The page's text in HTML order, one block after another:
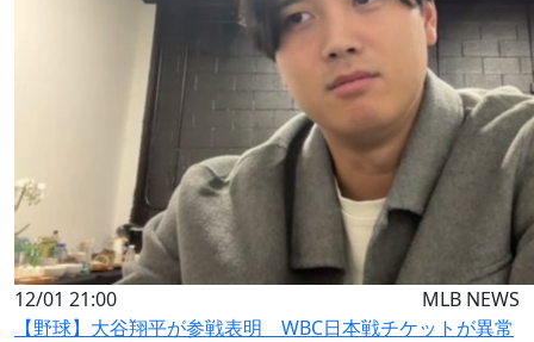
12/01 21:00
MLB NEWS
【野球】大谷翔平が参戦表明 WBC日本戦チケットが異常